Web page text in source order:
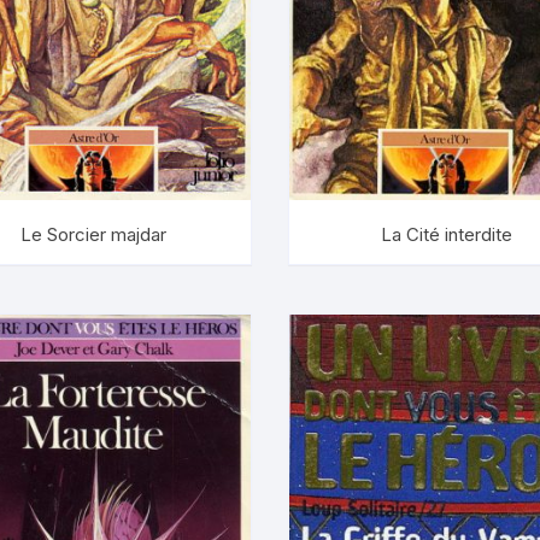
Le Sorcier majdar La Cité interdite